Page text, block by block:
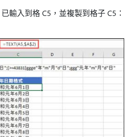
已輸入到格 C5，並複製到格子 C5：